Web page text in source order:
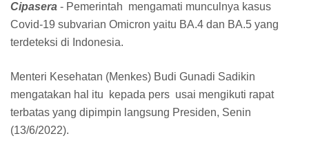
Cipasera - Pemerintah mengamati munculnya kasus
Covid-19 subvarian Omicron yaitu BA.4 dan BA.5 yang
terdeteksi di Indonesia.
Menteri Kesehatan (Menkes) Budi Gunadi Sadikin
mengatakan hal itu kepada pers usai mengikuti rapat
terbatas yang dipimpin langsung Presiden, Senin
(13/6/2022).